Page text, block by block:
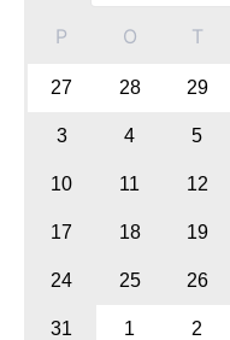
P O T
27 28 29
3 4 5
10 11 12
17 18 19
24 25 26
31 1 2